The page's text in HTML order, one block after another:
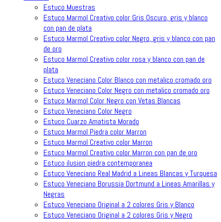
Estuco Muestras
Estuco Marmol Creativo color Gris Oscuro, gris y blanco
con pan de plata
Estuco Marmol Creativo color Negro, gris y blanco con pan
de oro
Estuco Marmol Creativo color rosa y blanco con pan de
plata
Estuco Veneciano Color Blanco con metalico cromado oro
Estuco Veneciano Color Negro con metalico cromado oro
Estuco Marmol Color Negro con Vetas Blancas
Estuco Veneciano Color Negro
Estuco Cuarzo Amatista Morado
Estuco Marmol Piedra color Marron
Estuco Marmol Creativo color Marron
Estuco Marmol Creativo color Marron con pan de oro
Estuco ilusion piedra contemporanea
Estuco Veneciano Real Madrid a Lineas Blancas y Turquesa
Estuco Veneciano Borussia Dortmund a Lineas Amarillas y
Negras
Estuco Veneciano Original a 2 colores Gris y Blanco
Estuco Veneciano Original a 2 colores Gris y Negro